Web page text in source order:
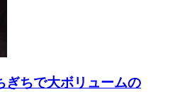
ぎちで大ボリュームの